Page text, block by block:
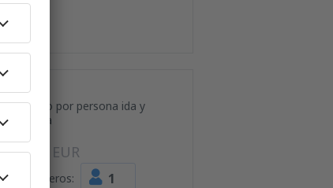
Precio por persona ida y
vuelta
84 EUR
Pasajeros: 1